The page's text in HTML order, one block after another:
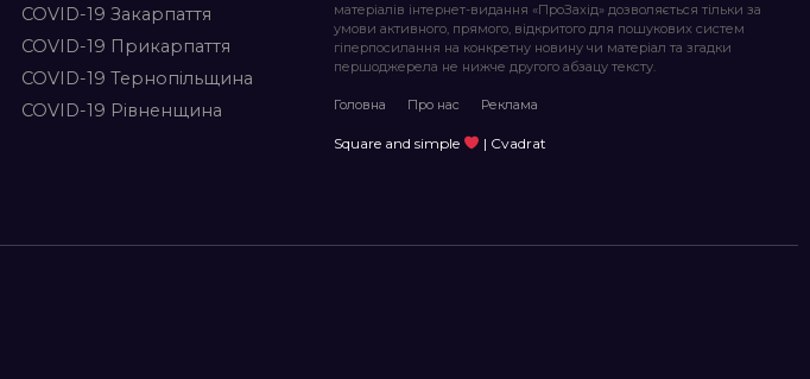
COVID-19 Закарпаття
COVID-19 Прикарпаття
COVID-19 Тернопільщина
COVID-19 Рівненщина
матеріалів інтернет-видання «ПроЗахід» дозволяється тільки за
умови активного, прямого, відкритого для пошукових систем
гіперпосилання на конкретну новину чи матеріал та згадки
першоджерела не нижче другого абзацу тексту.
Головна Про нас Реклама
Square and simple | Cvadrat